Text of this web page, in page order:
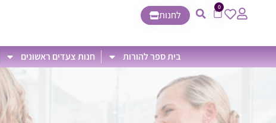
0
לחנות
בית ספר להורות חנות צעדים ראשונים